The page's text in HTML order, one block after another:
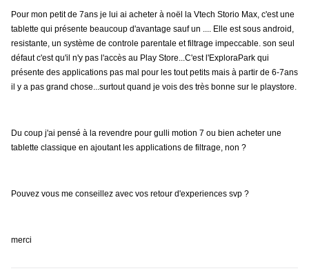
Pour mon petit de 7ans je lui ai acheter à noël la Vtech Storio Max, c'est une
tablette qui présente beaucoup d'avantage sauf un .... Elle est sous android,
resistante, un système de controle parentale et filtrage impeccable. son seul
défaut c'est qu'il n'y pas l'accès au Play Store...C'est l'ExploraPark qui
présente des applications pas mal pour les tout petits mais à partir de 6-7ans
il y a pas grand chose...surtout quand je vois des très bonne sur le playstore.
Du coup j'ai pensé à la revendre pour gulli motion 7 ou bien acheter une
tablette classique en ajoutant les applications de filtrage, non ?
Pouvez vous me conseillez avec vos retour d'experiences svp ?
merci